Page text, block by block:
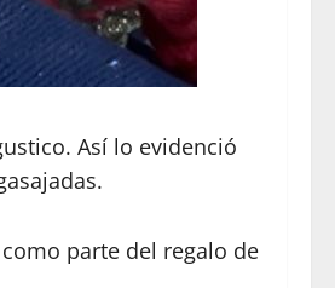
Así lo evidenció
parte del regalo de